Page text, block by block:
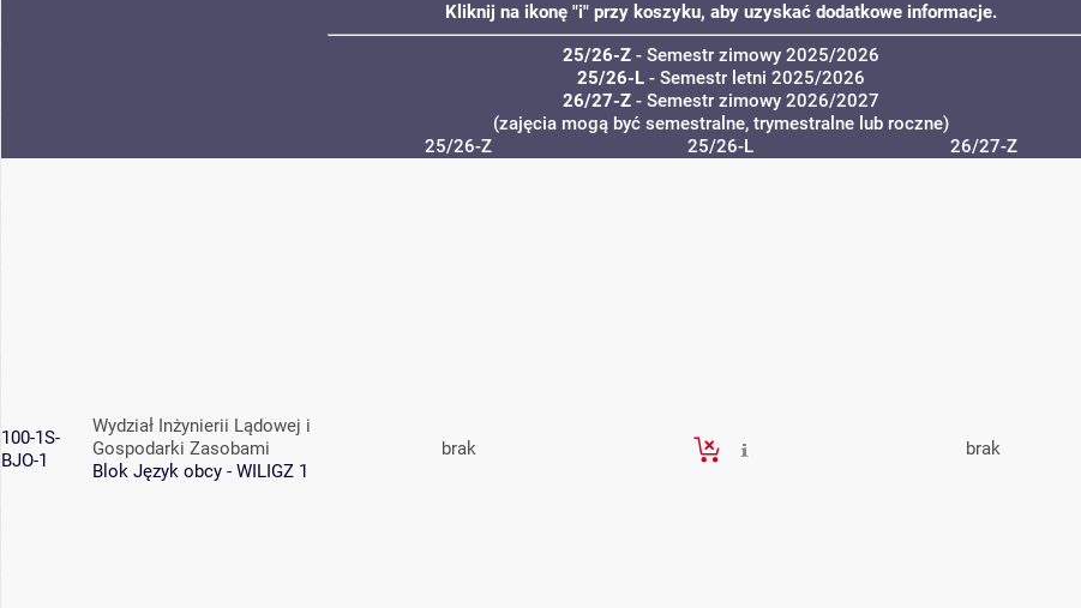
Kliknij na ikonę "i" przy koszyku, aby uzyskać dodatkowe informacje.
25/26-Z - Semestr zimowy 2025/2026
25/26-L - Semestr letni 2025/2026
26/27-Z - Semestr zimowy 2026/2027
(zajęcia mogą być semestralne, trymestralne lub roczne)
25/26-Z 25/26-L 26/27-Z
100-1S-
BJO-1
Wydział Inżynierii Lądowej i
Gospodarki Zasobami
Blok Język obcy - WILIGZ 1
brak brak